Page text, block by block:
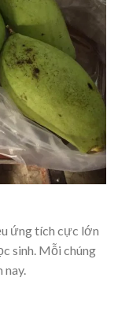
ứng tích cực lớn
sinh. Mỗi chúng